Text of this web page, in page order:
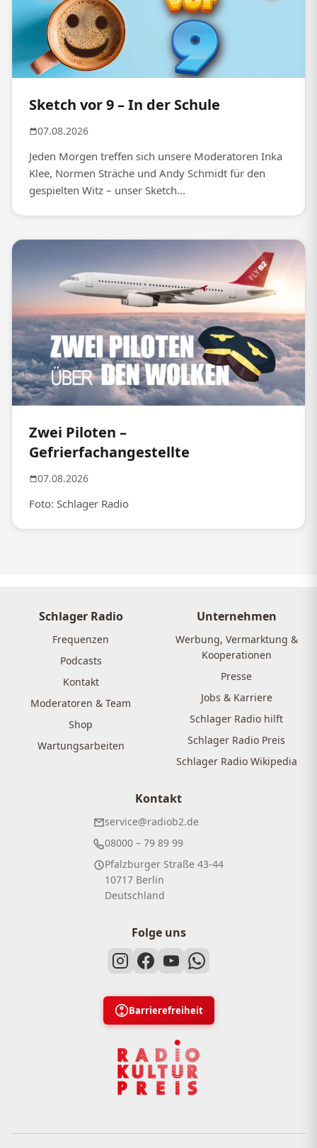
Sketch vor 9 – In der Schule
07.08.2026
Jeden Morgen treffen sich unsere Moderatoren Inka
Klee, Normen Sträche und Andy Schmidt für den
gespielten Witz – unser Sketch...
Zwei Piloten –
Gefrierfachangestellte
07.08.2026
Foto: Schlager Radio
Schlager Radio
Frequenzen
Podcasts
Kontakt
Moderatoren & Team
Shop
Wartungsarbeiten
Unternehmen
Werbung, Vermarktung &
Kooperationen
Presse
Jobs & Karriere
Schlager Radio hilft
Schlager Radio Preis
Schlager Radio Wikipedia
Kontakt
service@radiob2.de
08000 – 79 89 99
Pfalzburger Straße 43-44
10717 Berlin
Deutschland
Folge uns
Barrierefreiheit